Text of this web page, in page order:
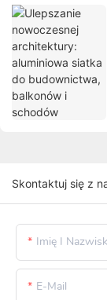
Skontaktuj się z
Imię I
E-Mail